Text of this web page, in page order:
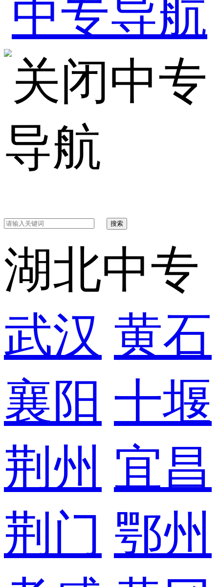
中专
导航
搜索
湖北中专
武汉 黄石
襄阳 十堰
荆州 宜昌
荆门 鄂州